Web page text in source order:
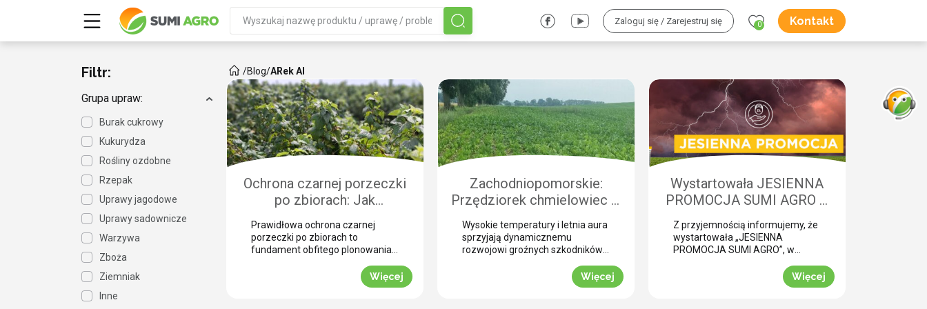
Zaloguj się / Zarejestruj się 0 Kontakt
Filtr:
Grupa upraw:
Burak cukrowy
Kukurydza
Rośliny ozdobne
Rzepak
Uprawy jagodowe
Uprawy sadownicze
Warzywa
Zboża
Ziemniak
Inne
/Blog/ARek AI
Ochrona czarnej porzeczki
po zbiorach: Jak
zabezpieczyć plantację
przed chorobami i
szkodnikami?
Prawidłowa ochrona czarnej
porzeczki po zbiorach to
fundament obfitego plonowania
mechaniczny nieuchronnie
powoduje liczne uszkodzenia
Więcej
Zachodniopomorskie:
Przędziorek chmielowiec w
burakach. Jak nie pomylić go
z suszą i skutecznie
zwalczyć? (WIDEO)
Wysokie temperatury i letnia aura
sprzyjają dynamicznemu
rozwojowi groźnych szkodników
cukrowego. Jednym z najbardziej
podstępnych zagrożeń w tym
Więcej
Wystartowała JESIENNA
PROMOCJA SUMI AGRO –
zyskaj natychmiastowe
rabaty!
Z przyjemnością informujemy, że
wystartowała „JESIENNA
PROMOCJA SUMI AGRO”, w
produktowych można uzyskać
atrakcyjny rabat! Promocja trwa
Więcej